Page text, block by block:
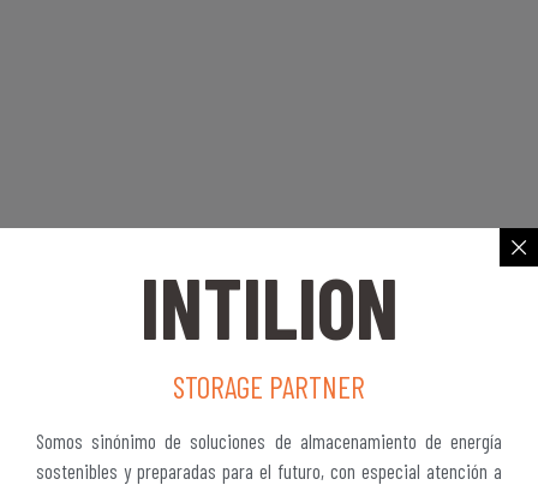
INTILION
STORAGE PARTNER
Somos sinónimo de soluciones de almacenamiento de energía
sostenibles y preparadas para el futuro, con especial atención a